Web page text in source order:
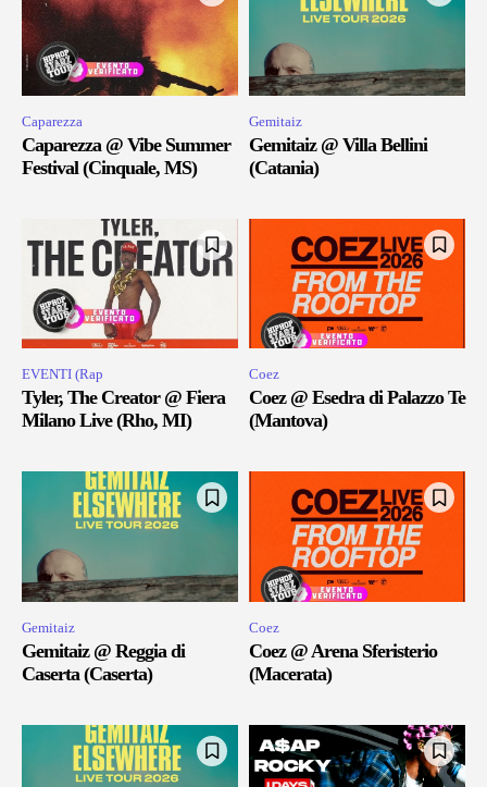
Caparezza
Caparezza @ Vibe Summer
Festival (Cinquale, MS)
Gemitaiz
Gemitaiz @ Villa Bellini
(Catania)
EVENTI (Rap
Tyler, The Creator @ Fiera
Milano Live (Rho, MI)
Coez
Coez @ Esedra di Palazzo Te
(Mantova)
Gemitaiz
Gemitaiz @ Reggia di
Caserta (Caserta)
Coez
Coez @ Arena Sferisterio
(Macerata)